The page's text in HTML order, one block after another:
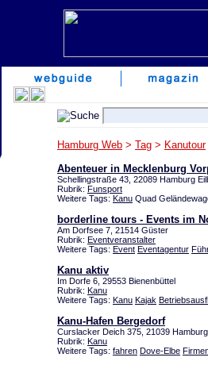
Hamburg Web > Tag > Kanutour
Abenteuer in Mecklenburg
Schellingstraße 43, 22089 Hamburg
Rubrik: Funsport
Weitere Tags: Kanu Quad
borderline tours - Events im
Am Dorfsee 7, 21514 Güster
Rubrik: Eventveranstalter
Weitere Tags: Event Eventagentur
Kanu aktiv
Im Dorfe 6, 29553 Bienenbüttel
Rubrik: Kanu
Weitere Tags: Kanu Kajak
Kanu-Hafen Bergedorf
Curslacker Deich 375, 21039
Rubrik: Kanu
Weitere Tags: fahren Dove-Elbe